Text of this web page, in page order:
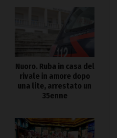
Nuoro. Ruba in casa del
rivale in amore dopo
una lite, arrestato un
35enne